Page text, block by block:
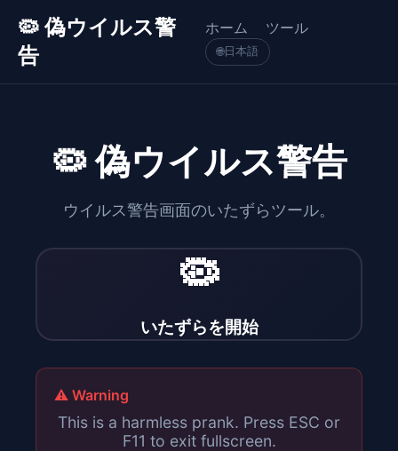
🦠 偽ウイルス警
告
ホーム ツール
🌐日本語
🦠 偽ウイルス警告
ウイルス警告画面のいたずらツール。
🦠
いたずらを開始
⚠️ Warning
This is a harmless prank. Press ESC or
F11 to exit fullscreen.